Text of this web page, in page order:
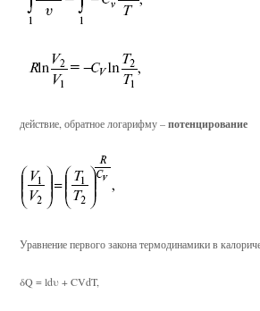
действие, обратное логарифму –потенцирование
Уравнение первого закона термодинамики в
δQ = ldυ + CVdT,